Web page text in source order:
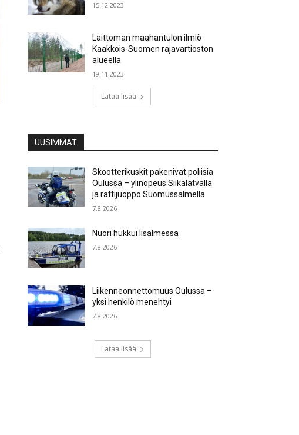
15.12.2023
Laittoman maahantulon ilmiö
Kaakkois-Suomen rajavartioston
alueella
19.11.2023
Lataa lisää
UUSIMMAT
Skootterikuskit pakenivat poliisia
Oulussa – ylinopeus Siikalatvalla
ja rattijuoppo Suomussalmella
7.8.2026
Nuori hukkui Iisalmessa
7.8.2026
Liikenneonnettomuus Oulussa –
yksi henkilö menehtyi
7.8.2026
Lataa lisää